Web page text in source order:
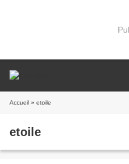
Accueil » etoile
etoile